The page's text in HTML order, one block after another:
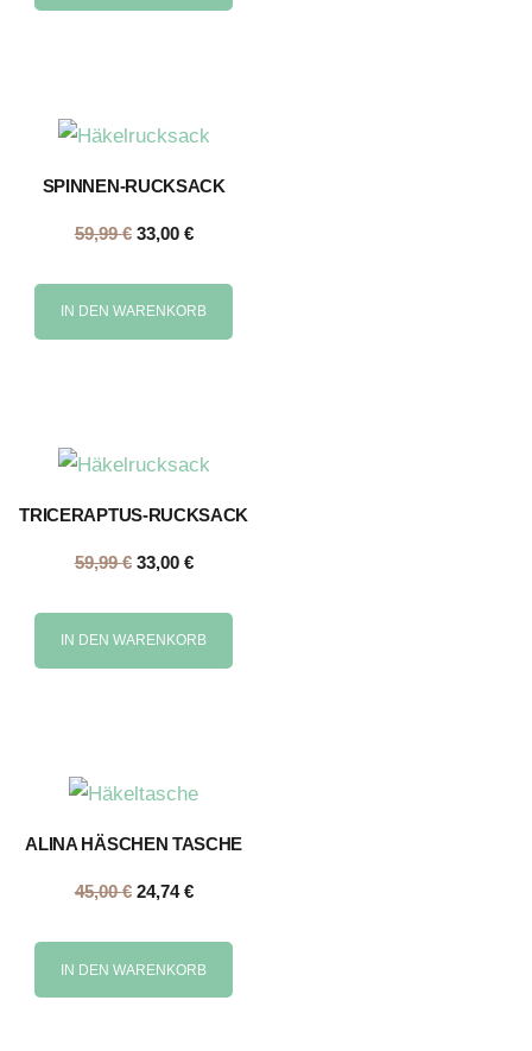
SPINNEN-RUCKSACK
59,99€ 33,00 €
IN DEN WARENKORB
TRICERAPTUS-RUCKSACK
59,99€ 33,00 €
IN DEN WARENKORB
ALINA HÄSCHEN TASCHE
45,00€ 24,74€
IN DEN WARENKORB